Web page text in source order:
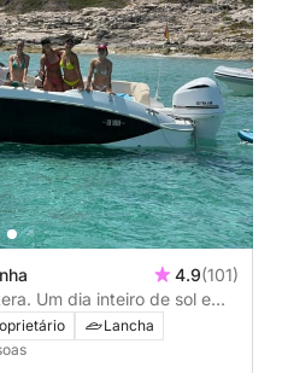
4.9(101)
Um dia inteiro de sol em
Lancha